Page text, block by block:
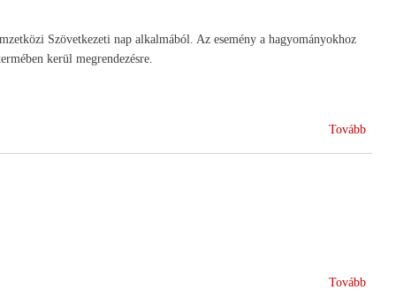
Szövetkezeti nap alkalmából. Az esemény a hagyományokhoz
kerül megrendezésre.
Tovább
Tovább